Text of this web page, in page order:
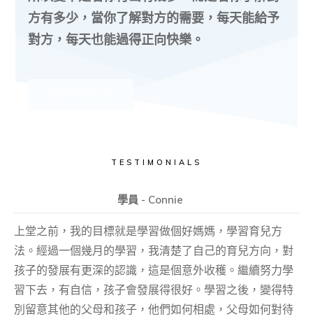
方有多少，當你了解對方的需要，每天能給予
對方，每天也能過得正向快樂。
TESTIMONIALS
學員 - Connie
上堂之前，我的目標就是學習做個好媽媽，學習育兒方
法。經過一個幾月的學習，我清楚了自己的育兒方向，對
孩子的發展有更深的認識，這是個意外收穫。繼續努力學
習下去，有自信，孩子會發展得很好。學習之後，變得特
別留意其他的父母和孩子，他們如何相處，父母如何對待